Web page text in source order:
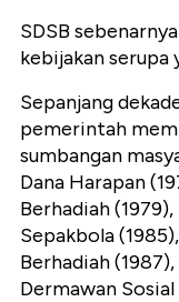
SDSB
kebijakan serupa
Sepanjang
pemerintah
sumbangan
Dana Harapan
Berhadiah
Sepakbola
Berhadiah
Dermawan